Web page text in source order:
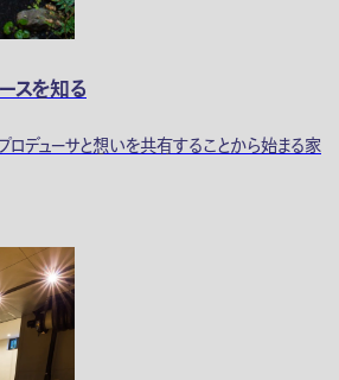
スを知る
ロデューサと想いを共有することから始まる家